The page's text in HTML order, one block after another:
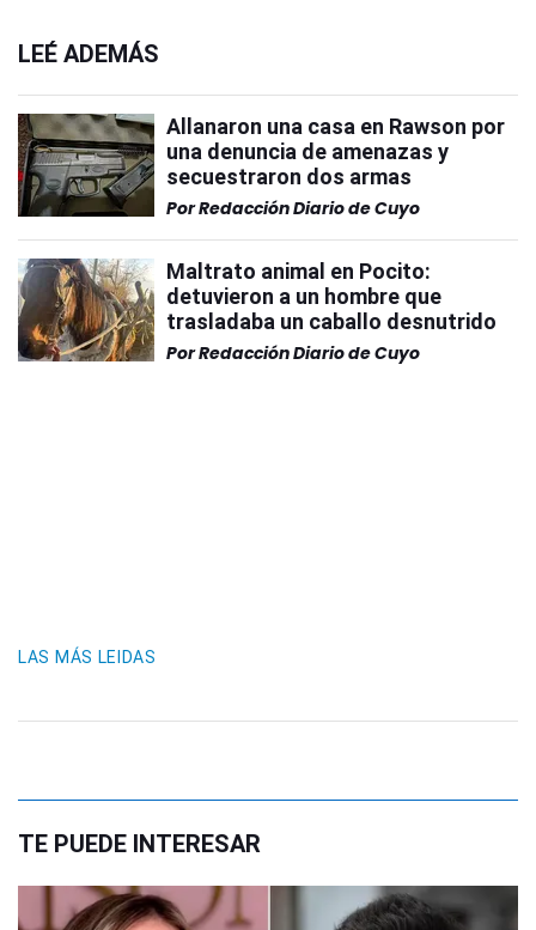
LEÉ ADEMÁS
Allanaron una casa en Rawson por
una denuncia de amenazas y
secuestraron dos armas
PorRedacción Diario de Cuyo
Maltrato animal en Pocito:
detuvieron a un hombre que
trasladaba un caballo desnutrido
PorRedacción Diario de Cuyo
LAS MÁS LEIDAS
TE PUEDE INTERESAR